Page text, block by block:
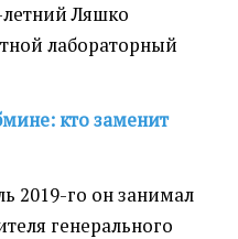
Ляшко
лабораторный
кто заменит
2019-го он занимал
генерального